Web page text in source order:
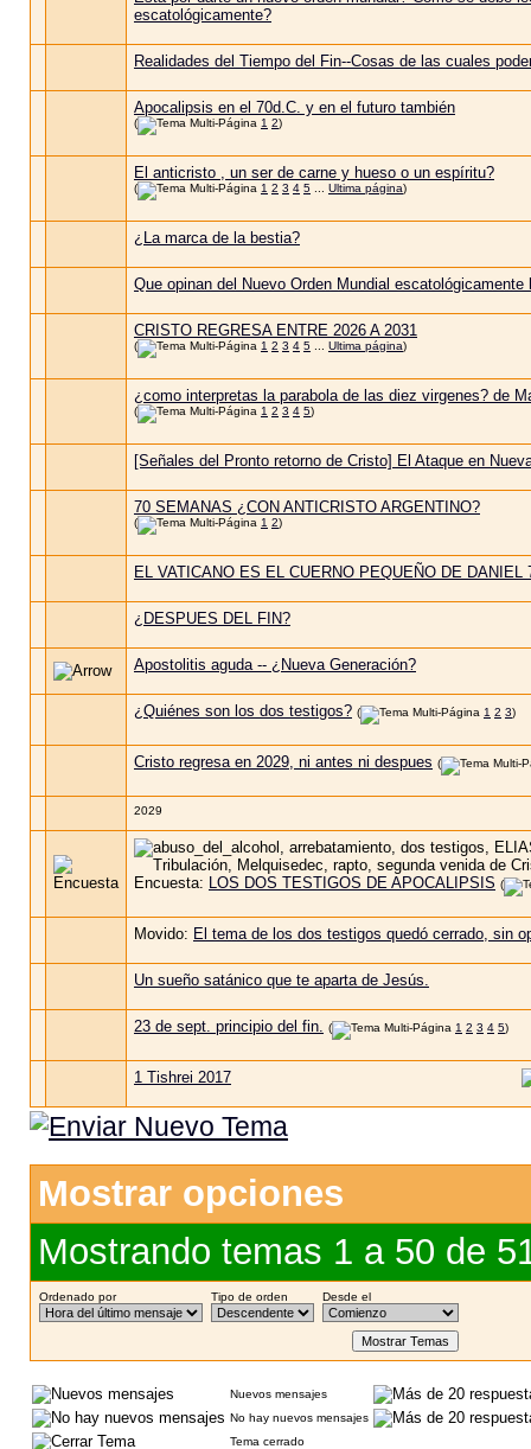
escatológicamente?
Realidades del Tiempo del Fin--Cosas de las cuales
Apocalipsis en el 70d.C. y en el futuro también
( 1 2)
El anticristo , un ser de carne y hueso o un espíritu?
( 1 2 3 4 5 Ultima página)
¿La marca de la bestia?
Que opinan del Nuevo Orden Mundial escatológicamente
CRISTO REGRESA ENTRE 2026 A 2031
( 1 2 3 4 5 Ultima página)
¿como interpretas la parabola de las diez virgenes? de
( 1 2 3 4 5)
[Señales del Pronto retorno de Cristo] El Ataque en
70 SEMANAS ¿CON ANTICRISTO ARGENTINO?
( 1 2)
EL VATICANO ES EL CUERNO PEQUEÑO DE DANIEL
¿DESPUES DEL FIN?
Apostolitis aguda -- ¿Nueva Generación?
¿Quiénes son los dos testigos? ( 1 2 3)
Cristo regresa en 2029, ni antes ni despues (
2029
Encuesta: LOS DOS TESTIGOS DE APOCALIPSIS (
Movido: El tema de los dos testigos quedó cerrado, sin
Un sueño satánico que te aparta de Jesús.
23 de sept. principio del fin. ( 1 2 3 4 5)
1 Tishrei 2017
Mostrar opciones
Mostrando temas 1 a 50 de
Ordenado por Tipo de orden Desde el
Nuevos mensajes
No hay nuevos mensajes
Tema cerrado